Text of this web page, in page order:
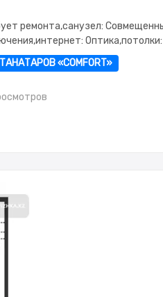
ремонта,санузел:
двор
«COMFORT»